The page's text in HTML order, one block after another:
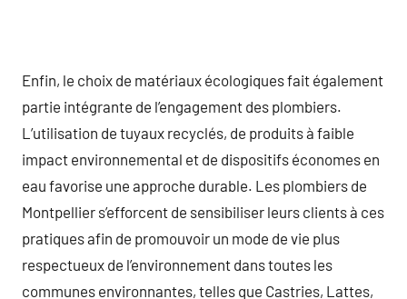
Enfin, le choix de matériaux écologiques fait également
partie intégrante de l’engagement des plombiers.
L’utilisation de tuyaux recyclés, de produits à faible
impact environnemental et de dispositifs économes en
eau favorise une approche durable. Les plombiers de
Montpellier s’efforcent de sensibiliser leurs clients à ces
pratiques afin de promouvoir un mode de vie plus
respectueux de l’environnement dans toutes les
communes environnantes, telles que Castries, Lattes,